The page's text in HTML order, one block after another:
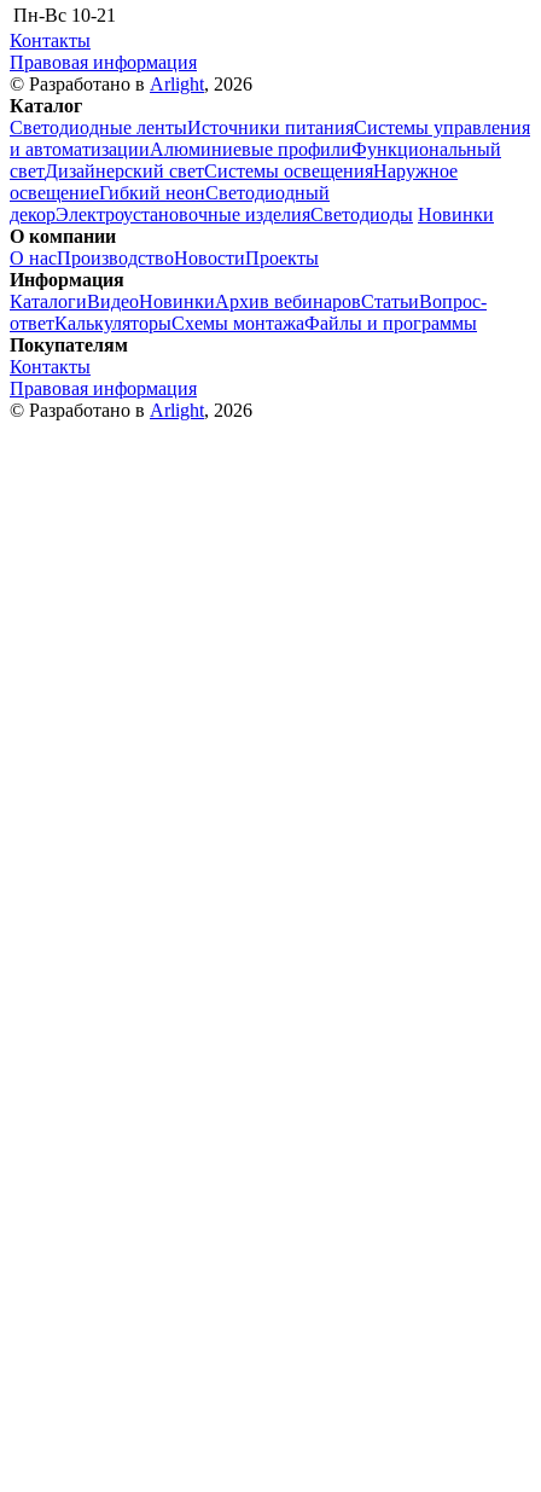
Пн-Вс 10-21
Контакты
Правовая информация
© Разработано в Arlight, 2026
Каталог
Светодиодные лентыИсточники питанияСистемы управления
и автоматизацииАлюминиевые профилиФункциональный
светДизайнерский светСистемы освещенияНаружное
освещениеГибкий неонСветодиодный
декорЭлектроустановочные изделияСветодиоды Новинки
О компании
О насПроизводствоНовостиПроекты
Информация
КаталогиВидеоНовинкиАрхив вебинаровСтатьиВопрос-
ответКалькуляторыСхемы монтажаФайлы и программы
Покупателям
Контакты
Правовая информация
© Разработано в Arlight, 2026